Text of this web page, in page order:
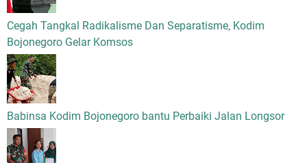
Cegah Tangkal Radikalisme Dan Separatisme, Kodim
Bojonegoro Gelar Komsos
Babinsa Kodim Bojonegoro bantu Perbaiki Jalan Longsor